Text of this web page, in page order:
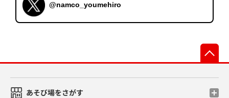
@namco_youmehiro
あそび場をさがす